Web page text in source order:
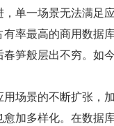
，单一场景无法满足
有率最高的商用数据
春笋般层出不穷。如
用场景的不断扩张，
愈加多样化。在数据